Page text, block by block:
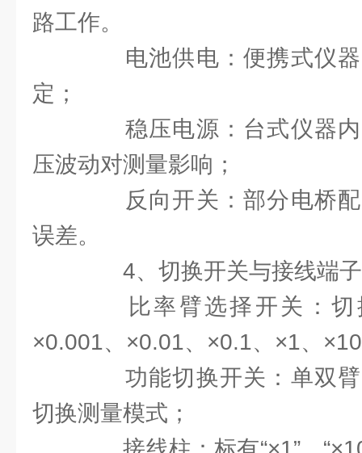
路工作。
电池供电：便携式仪器
定；
稳压电源：台式仪器内
压波动对测量影响；
反向开关：部分电桥配
误差。
4、切换开关与接线端子
比率臂选择开关：切
×0.001、×0.01、×0.1、×1、
功能切换开关：单双臂
切换测量模式；